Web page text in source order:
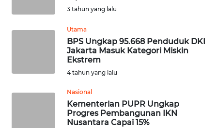
3 tahun yang lalu
Utama
BPS Ungkap 95.668 Penduduk DKI
Jakarta Masuk Kategori Miskin
Ekstrem
4 tahun yang lalu
Nasional
Kementerian PUPR Ungkap
Progres Pembangunan IKN
Nusantara Capai 15%
WN